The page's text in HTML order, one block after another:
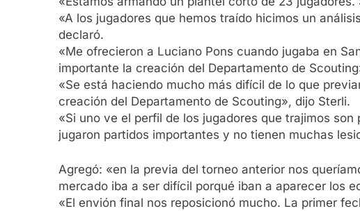
«A los jugadores que hemos traído hicimos un
declaró.
«Me ofrecieron a Luciano Pons cuando jugaba en
importante la creación del Departamento de
«Se está haciendo mucho más difícil de lo que
creación del Departamento de Scouting», dijo Sterli.
«Si uno ve el perfil de los jugadores que trajimos
jugaron partidos importantes y no tienen muchas
Agregó: «en la previa del torneo anterior nos
mercado iba a ser difícil porqué iban a aparecer los
«El envión final nos reposicionó mucho. La primer